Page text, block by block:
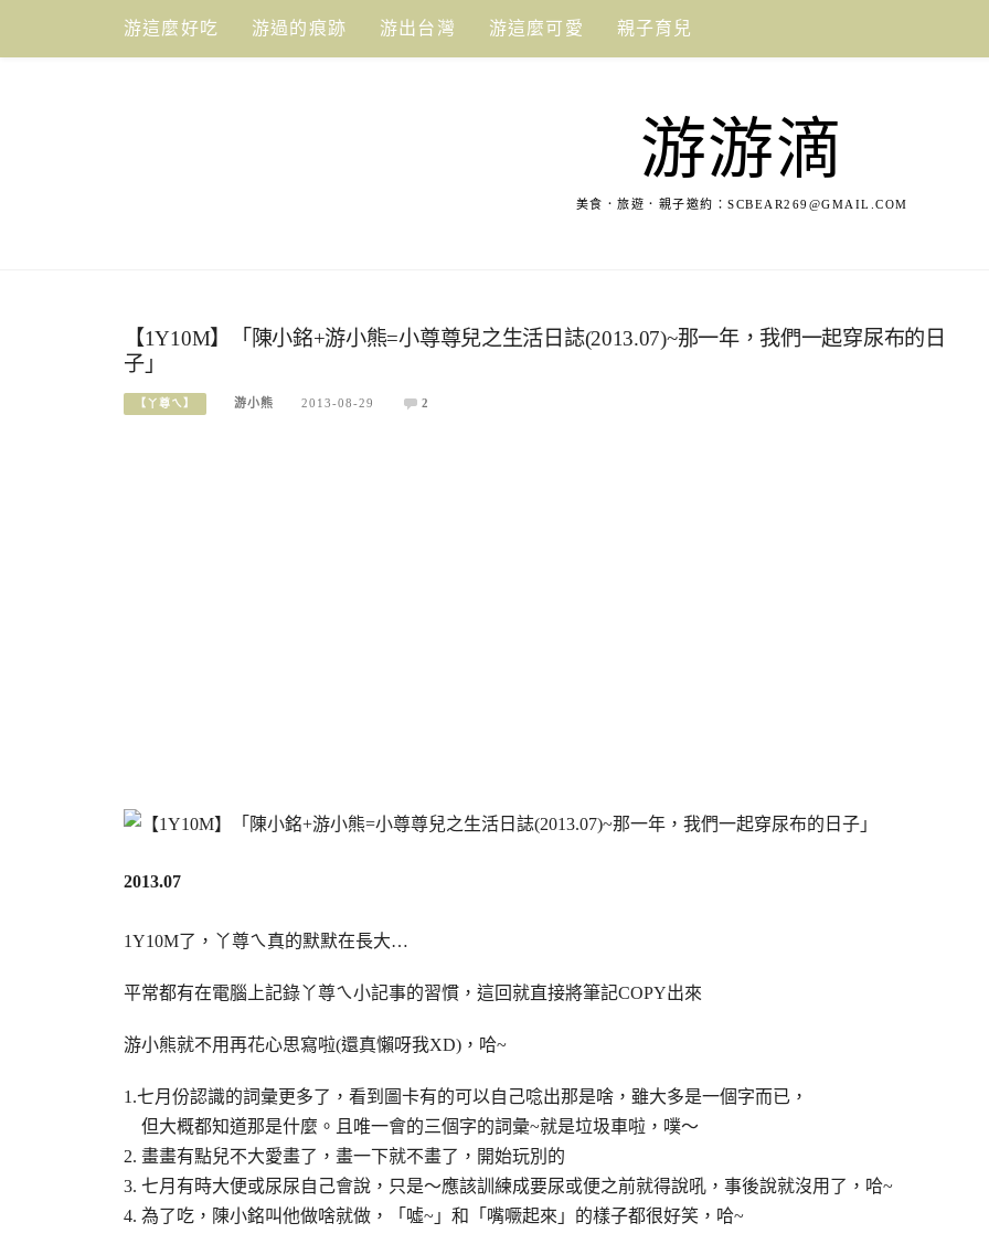
content
游這麼好吃 游過的痕跡 游出台灣 游這麼可愛 親子育兒
游游滴
美食．旅遊．親子邀約： SCBEAR269@GMAIL.COM
【1Y10M】「陳小銘+游小熊=小尊尊兒之生活日誌(2013.07)~那一年，我們一起穿尿布的日
子」
【丫尊ㄟ】 游小熊 2013-08-29 2
2013.07
1Y10M了，丫尊ㄟ真的默默在長大…
平常都有在電腦上記錄丫尊ㄟ小記事的習慣，這回就直接將筆記COPY出來
游小熊就不用再花心思寫啦(還真懶呀我XD)，哈~
1.七月份認識的詞彙更多了，看到圖卡有的可以自己唸出那是啥，雖大多是一個字而已，
但大概都知道那是什麼。且唯一會的三個字的詞彙~就是垃圾車啦，噗～
2. 畫畫有點兒不大愛畫了，畫一下就不畫了，開始玩別的
3. 七月有時大便或尿尿自己會說，只是～應該訓練成要尿或便之前就得說吼，事後說就沒用了，哈~
4. 為了吃，陳小銘叫他做啥就做，「噓~」和「嘴噘起來」的樣子都很好笑，哈~